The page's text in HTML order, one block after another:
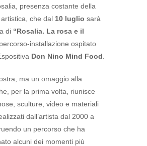
presenza costante della
che dal 10 luglio sarà
di “Rosalia. La rosa e il
percorso-installazione ospitato
Don Nino Mind Food
ma un omaggio alla
per la prima volta, riunisce
sculture, video e materiali
dall’artista dal 2000 a
un percorso che ha
alcuni dei momenti più